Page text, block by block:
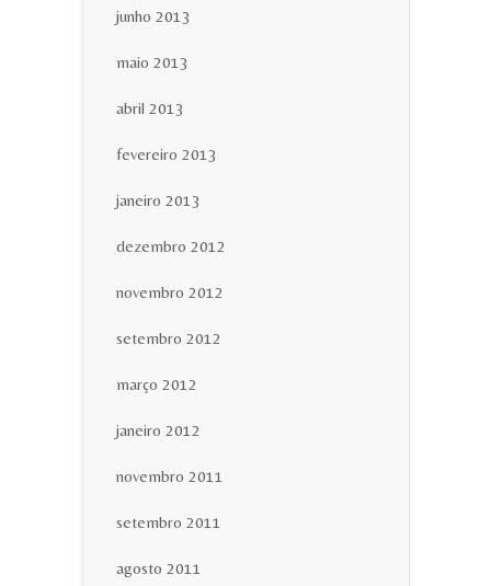
junho 2013
maio 2013
abril 2013
fevereiro 2013
janeiro 2013
dezembro 2012
novembro 2012
setembro 2012
março 2012
janeiro 2012
novembro 2011
setembro 2011
agosto 2011